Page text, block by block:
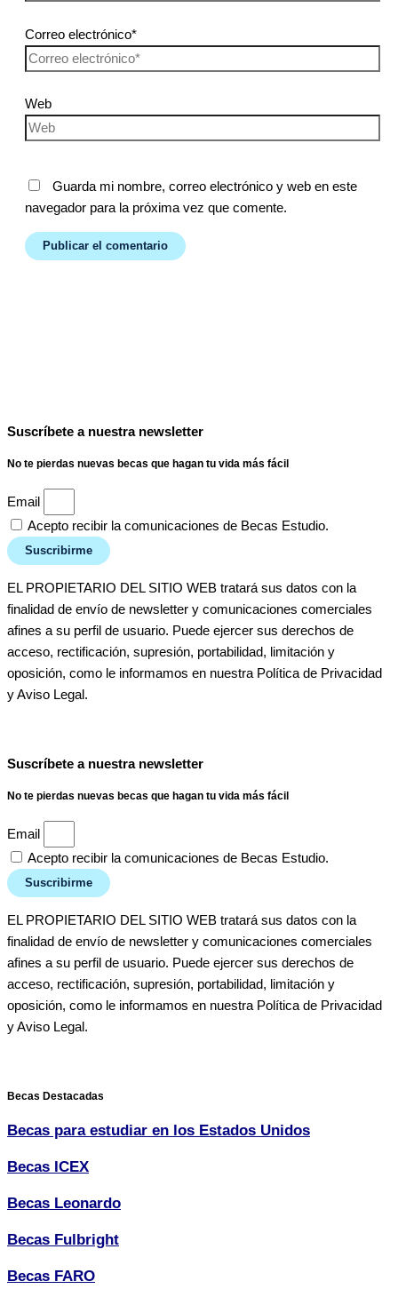
Correo electrónico*
Web
Guarda mi nombre, correo electrónico y web en este
navegador para la próxima vez que comente.
Suscríbete a nuestra newsletter
No te pierdas nuevas becas que hagan tu vida más fácil
Email
Acepto recibir la comunicaciones de Becas Estudio.
Suscribirme
EL PROPIETARIO DEL SITIO WEB tratará sus datos con la
finalidad de envío de newsletter y comunicaciones comerciales
afines a su perfil de usuario. Puede ejercer sus derechos de
acceso, rectificación, supresión, portabilidad, limitación y
oposición, como le informamos en nuestra Política de Privacidad
y Aviso Legal.
Suscríbete a nuestra newsletter
No te pierdas nuevas becas que hagan tu vida más fácil
Email
Acepto recibir la comunicaciones de Becas Estudio.
Suscribirme
EL PROPIETARIO DEL SITIO WEB tratará sus datos con la
finalidad de envío de newsletter y comunicaciones comerciales
afines a su perfil de usuario. Puede ejercer sus derechos de
acceso, rectificación, supresión, portabilidad, limitación y
oposición, como le informamos en nuestra Política de Privacidad
y Aviso Legal.
Becas Destacadas
Becas para estudiar en los Estados Unidos
Becas ICEX
Becas Leonardo
Becas Fulbright
Becas FARO